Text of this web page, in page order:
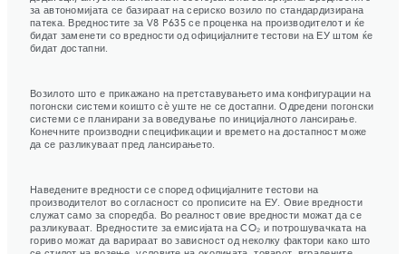
за автономијата се базираат на сериско возило по стандардизирана
патека. Вредностите за V8 P635 се проценка на производителот и ќе
бидат заменети со вредности од официјалните тестови на ЕУ штом ќе
бидат достапни.
Возилото што е прикажано на претставувањето има конфигурации на
погонски системи коишто сѐ уште не се достапни. Одредени погонски
системи се планирани за воведување по иницијалното лансирање.
Конечните производни спецификации и времето на достапност може
да се разликуваат пред лансирањето.
Наведените вредности се според официјалните тестови на
производителот во согласност со прописите на ЕУ. Овие вредности
служат само за споредба. Во реалност овие вредности можат да се
разликуваат. Вредностите за емисијата на CO₂ и потрошувачката на
гориво можат да варираат во зависност од неколку фактори како што